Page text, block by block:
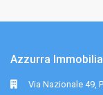
Azzurra
Via Nazionale 49,